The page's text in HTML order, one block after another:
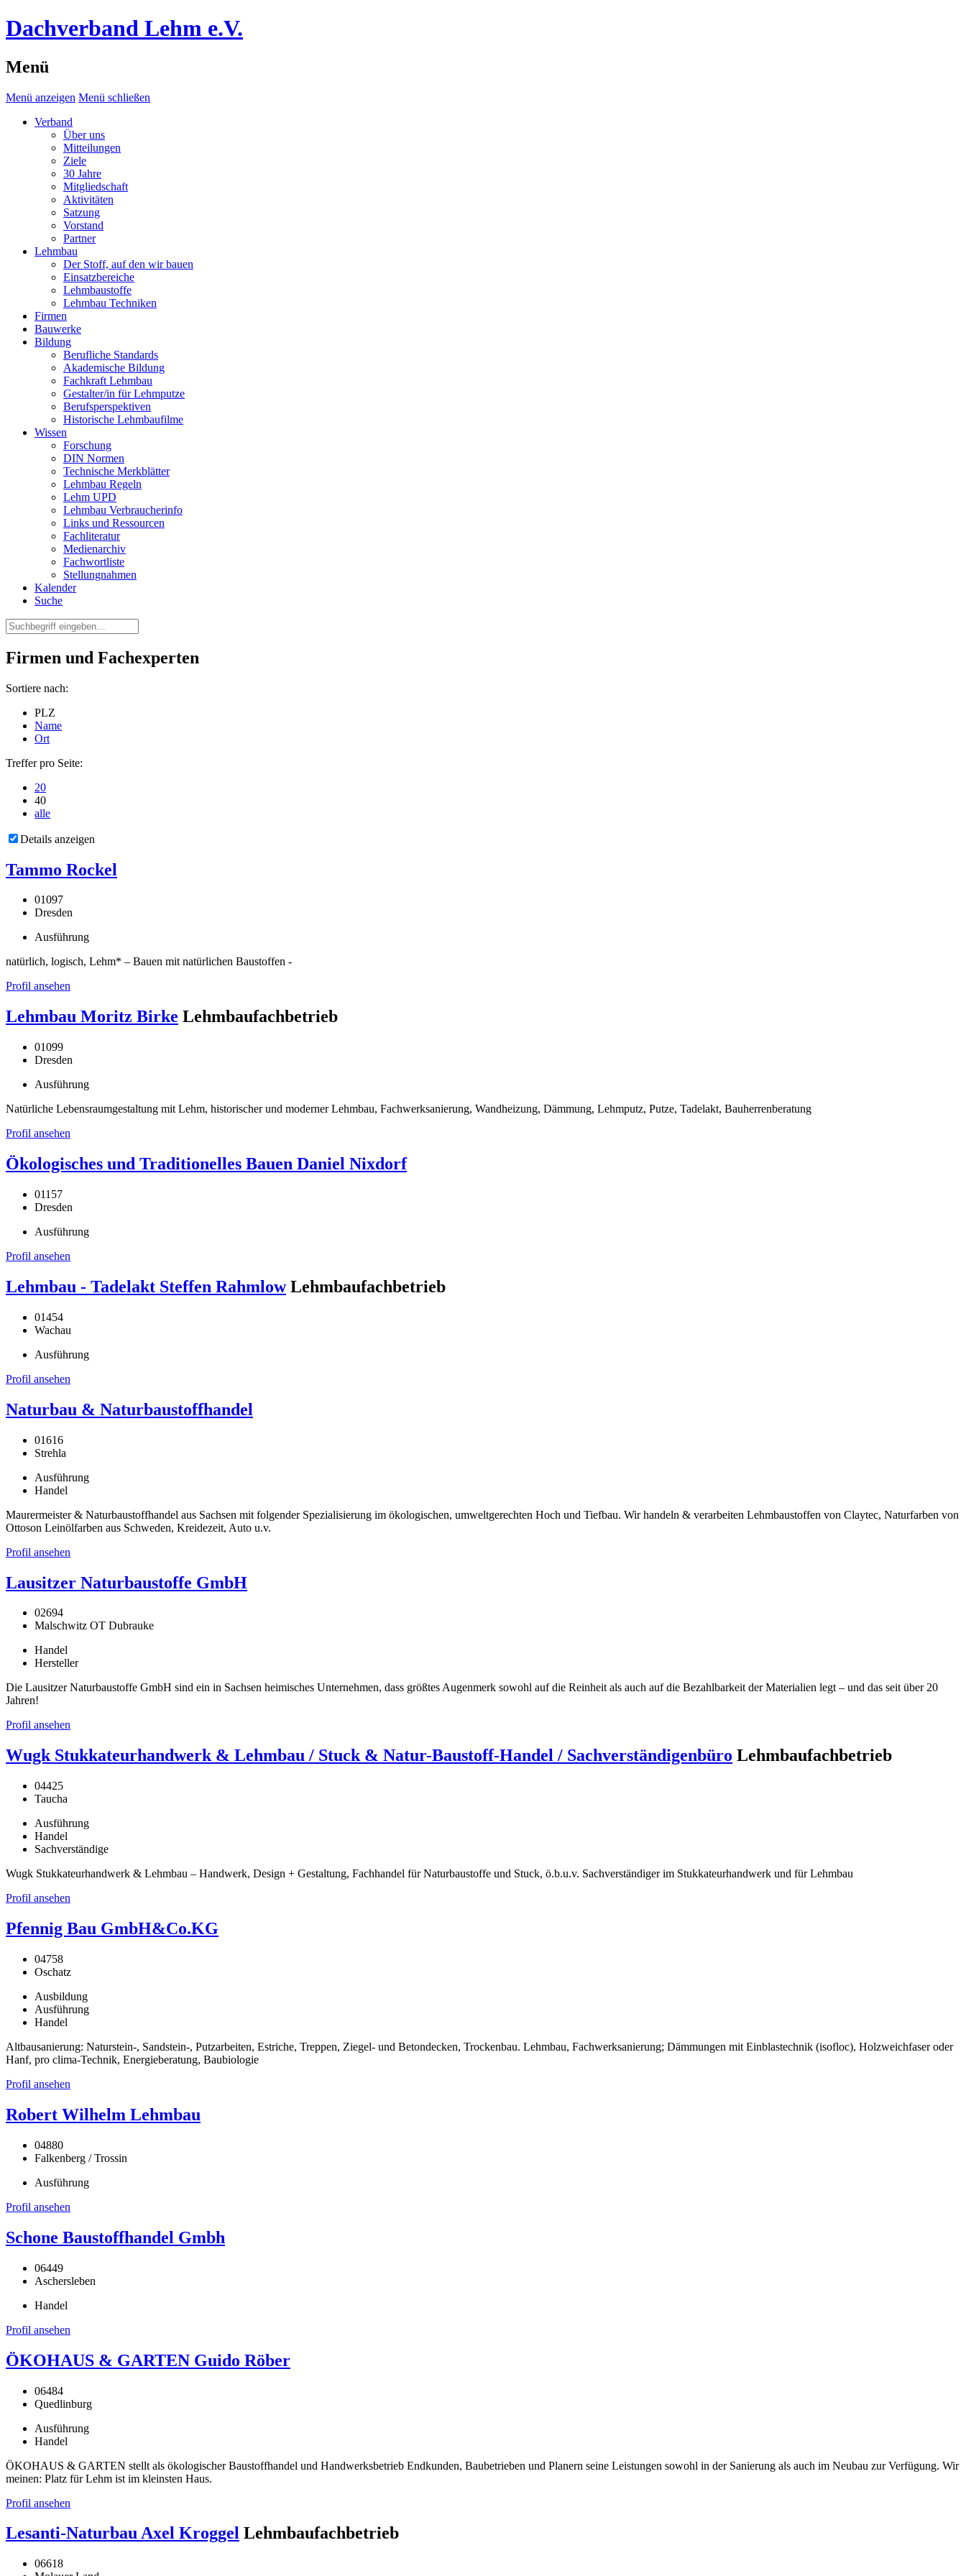
Dachverband Lehm e.V.
Menü
Menü anzeigen Menü schließen
Verband
Über uns
Mitteilungen
Ziele
30 Jahre
Mitgliedschaft
Aktivitäten
Satzung
Vorstand
Partner
Lehmbau
Der Stoff, auf den wir bauen
Einsatzbereiche
Lehmbaustoffe
Lehmbau Techniken
Firmen
Bauwerke
Bildung
Berufliche Standards
Akademische Bildung
Fachkraft Lehmbau
Gestalter/in für Lehmputze
Berufsperspektiven
Historische Lehmbaufilme
Wissen
Forschung
DIN Normen
Technische Merkblätter
Lehmbau Regeln
Lehm UPD
Lehmbau Verbraucherinfo
Links und Ressourcen
Fachliteratur
Medienarchiv
Fachwortliste
Stellungnahmen
Kalender
Suche
Firmen und Fachexperten
Sortiere nach:
PLZ
Name
Ort
Treffer pro Seite:
20
40
alle
Details anzeigen
Tammo Rockel
01097
Dresden
Ausführung
natürlich, logisch, Lehm* – Bauen mit natürlichen Baustoffen -
Profil ansehen
Lehmbau Moritz Birke Lehmbaufachbetrieb
01099
Dresden
Ausführung
Natürliche Lebensraumgestaltung mit Lehm, historischer und moderner Lehmbau, Fachwerksanierung, Wandheizung, Dämmung, Lehmputz, Putze, Tadelakt, Bauherrenberatung
Profil ansehen
Ökologisches und Traditionelles Bauen Daniel Nixdorf
01157
Dresden
Ausführung
Profil ansehen
Lehmbau - Tadelakt Steffen Rahmlow Lehmbaufachbetrieb
01454
Wachau
Ausführung
Profil ansehen
Naturbau & Naturbaustoffhandel
01616
Strehla
Ausführung
Handel
Maurermeister & Naturbaustoffhandel aus Sachsen mit folgender Spezialisierung im ökologischen, umweltgerechten Hoch und Tiefbau. Wir handeln & verarbeiten Lehmbaustoffen von Claytec, Naturfarben von
Ottoson Leinölfarben aus Schweden, Kreidezeit, Auto u.v.
Profil ansehen
Lausitzer Naturbaustoffe GmbH
02694
Malschwitz OT Dubrauke
Handel
Hersteller
Die Lausitzer Naturbaustoffe GmbH sind ein in Sachsen heimisches Unternehmen, dass größtes Augenmerk sowohl auf die Reinheit als auch auf die Bezahlbarkeit der Materialien legt – und das seit über 20
Jahren!
Profil ansehen
Wugk Stukkateurhandwerk & Lehmbau / Stuck & Natur-Baustoff-Handel / Sachverständigenbüro Lehmbaufachbetrieb
04425
Taucha
Ausführung
Handel
Sachverständige
Wugk Stukkateurhandwerk & Lehmbau – Handwerk, Design + Gestaltung, Fachhandel für Naturbaustoffe und Stuck, ö.b.u.v. Sachverständiger im Stukkateurhandwerk und für Lehmbau
Profil ansehen
Pfennig Bau GmbH&Co.KG
04758
Oschatz
Ausbildung
Ausführung
Handel
Altbausanierung: Naturstein-, Sandstein-, Putzarbeiten, Estriche, Treppen, Ziegel- und Betondecken, Trockenbau. Lehmbau, Fachwerksanierung; Dämmungen mit Einblastechnik (isofloc), Holzweichfaser oder
Hanf, pro clima-Technik, Energieberatung, Baubiologie
Profil ansehen
Robert Wilhelm Lehmbau
04880
Falkenberg / Trossin
Ausführung
Profil ansehen
Schone Baustoffhandel Gmbh
06449
Aschersleben
Handel
Profil ansehen
ÖKOHAUS & GARTEN Guido Röber
06484
Quedlinburg
Ausführung
Handel
ÖKOHAUS & GARTEN stellt als ökologischer Baustoffhandel und Handwerksbetrieb Endkunden, Baubetrieben und Planern seine Leistungen sowohl in der Sanierung als auch im Neubau zur Verfügung. Wir
meinen: Platz für Lehm ist im kleinsten Haus.
Profil ansehen
Lesanti-Naturbau Axel Kroggel Lehmbaufachbetrieb
06618